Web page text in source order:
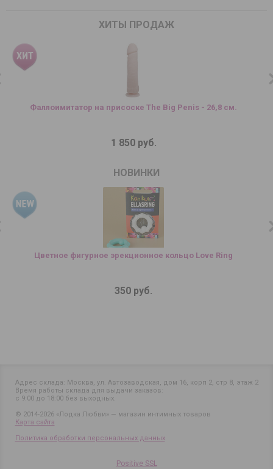
ХИТЫ ПРОДАЖ
Фаллоимитатор на присоске The Big Penis - 26,8 см.
1 850 руб.
НОВИНКИ
Цветное фигурное эрекционное кольцо Love Ring
350 руб.
Адрес склада: Москва, ул. Автозаводская, дом 16, корп 2, стр 8, этаж 2
Время работы склада для выдачи заказов:
с 9:00 до 18:00 без выходных.
© 2014-2026 «Лодка Любви» — магазин интимных товаров
Карта сайта
Политика обработки персональных данных
Positive SSL